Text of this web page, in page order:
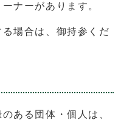
ナーがあります。
場合は、御持参くだ
ある団体・個人は、